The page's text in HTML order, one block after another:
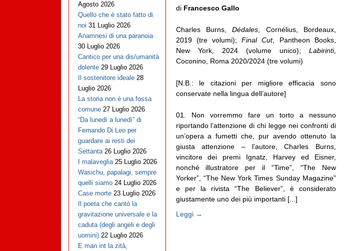
di Francesco Gallo
Charles Burns,Dédales, Cornélius, Bordeaux,
2019 (tre volumi);Final Cut, Pantheon Books,
New York, 2024 (volume unico); Labirinti,
Coconino, Roma 2020/2024 (tre volumi)
[N.B.: le citazioni per migliore efficacia sono
conservate nella lingua dell’autore]
01. Non vorremmo fare un torto a nessuno
riportando l’attenzione di chi legge nei confronti di
un’opera a fumetti che, pur avendo ottenuto la
giusta attenzione – l’autore, Charles Burns,
vincitore dei premi Ignatz, Harvey ed Eisner,
nonché illustratore per il “Time”, “The New
Yorker”, “The New York Times Sunday Magazine”
e per la rivista “The Believer”, è considerato
giustamente uno dei più importanti [...]
Leggi →
Agosto 2026
Quello che è stato fatto di
noi 31 Luglio 2026
Anamnesi di una paranoia
30 Luglio 2026
Cantico per una dis/umanità
dolente 29 Luglio 2026
Il sostenitore ideale 28
Luglio 2026
La storia non è una fossa
comune 27 Luglio 2026
“Da lunedì a lunedì” di
Fernando Di Leo per
guardare ai resti dei
Settanta 26 Luglio 2026
I malaveglia 25 Luglio 2026
Wasichu, papalagi, sempre
quelli siamo 24 Luglio 2026
Case morte 23 Luglio 2026
Il poeta che cantò la
gravitazione universale e la
caduta (degli angeli e degli
uomini) 22 Luglio 2026
E man int la zità,